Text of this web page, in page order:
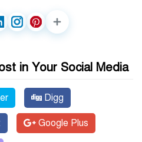
in Your Social Media
Digg
Google Plus